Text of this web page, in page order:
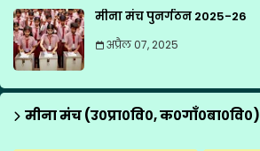
मीना मंच पुनर्गठन 2025-26
अप्रैल 07, 2025
मीना मंच (उ०प्रा०वि०, क०गाँ०बा०वि०)